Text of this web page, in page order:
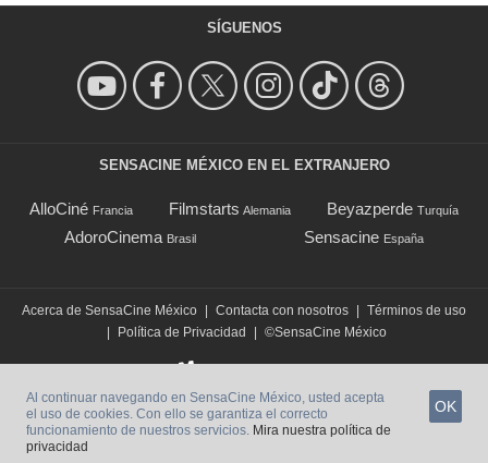
SÍGUENOS
SENSACINE MÉXICO EN EL EXTRANJERO
AlloCiné Francia Filmstarts Alemania Beyazperde Turquía
AdoroCinema Brasil Sensacine España
Acerca de SensaCine México | Contacta con nosotros | Términos de uso
|
Política de Privacidad | ©SensaCine México
Al continuar navegando en SensaCine México, usted acepta
el uso de cookies. Con ello se garantiza el correcto
funcionamiento de nuestros servicios. Mira nuestra política de
privacidad
OK